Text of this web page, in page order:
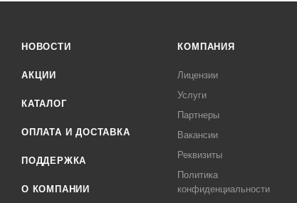
НОВОСТИ
АКЦИИ
КАТАЛОГ
ОПЛАТА И ДОСТАВКА
ПОДДЕРЖКА
О КОМПАНИИ
КОМПАНИЯ
Лицензии
Услуги
Партнеры
Вакансии
Реквизиты
Политика
конфиденциальности